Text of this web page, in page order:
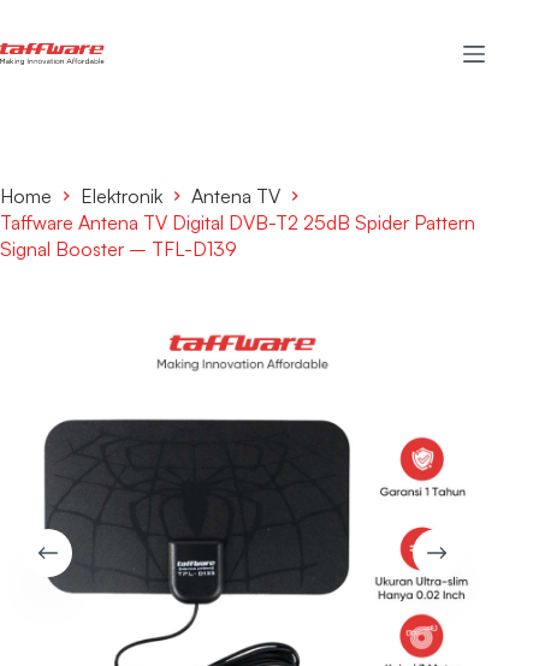
Home Elektronik
Antena TV
Taffware Antena TV Digital DVB-T2 25dB Spider Pattern
Signal Booster – TFL-D139